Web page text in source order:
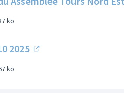
ko
2025
ko